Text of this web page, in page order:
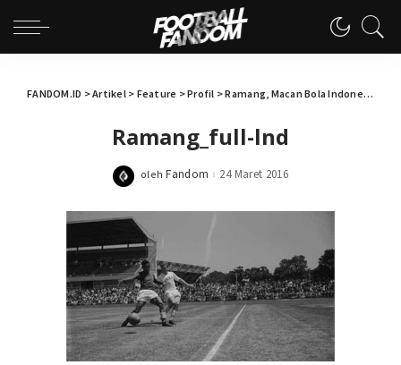
FANDOM.ID >Artikel> Feature >Profil >Ramang, Macan Bola Indonesia yang Terlupakan
Ramang_full-lnd
Posted
oleh Fandom 24 Maret 2016